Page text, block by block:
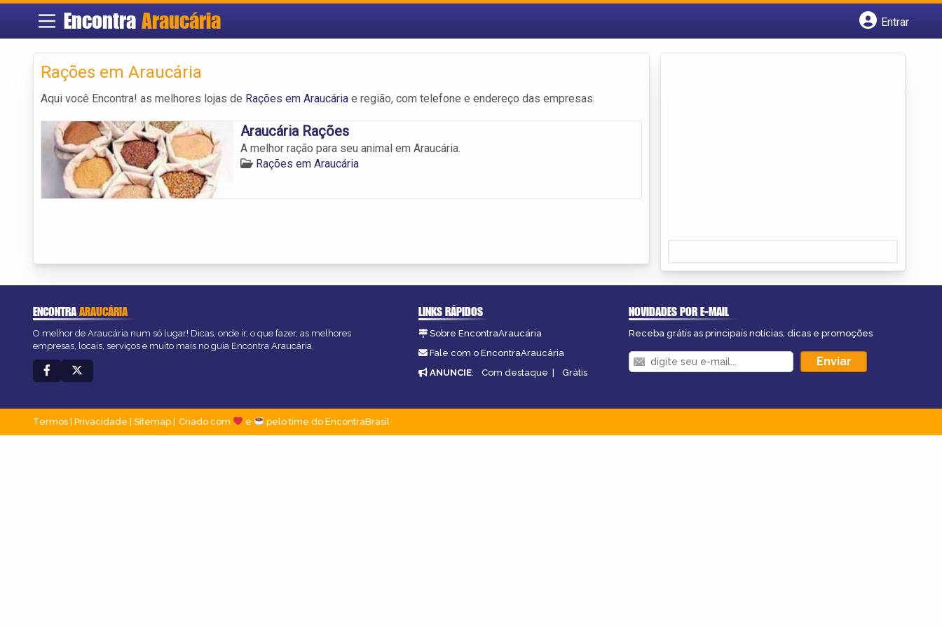
Encontra Araucária
Entrar
Rações em Araucária
Aqui você Encontra! as melhores lojas de Rações em Araucária e região, com telefone e endereço das empresas.
Araucária Rações
A melhor ração para seu animal em Araucária.
Rações em Araucária
ENCONTRAARAUCÁRIA
O melhor de Araucária num só lugar! Dicas, onde ir, o que fazer, as melhores
empresas, locais, serviços e muito mais no guia Encontra Araucária.
LINKS RÁPIDOS
Sobre EncontraAraucária
Fale com o EncontraAraucária
ANUNCIE: Com destaque | Grátis
NOVIDADES POR E-MAIL
Receba grátis as principais notícias, dicas e promoções
Termos Privacidade Sitemap Criado com e pelo time do EncontraBrasil